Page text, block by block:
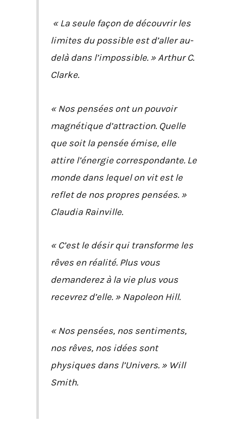
« La seule façon de découvrir les
limites du possible est d’aller au-
delà dans l’impossible. » Arthur C.
Clarke.
« Nos pensées ont un pouvoir
magnétique d’attraction. Quelle
que soit la pensée émise, elle
attire l’énergie correspondante. Le
monde dans lequel on vit est le
reflet de nos propres pensées. »
Claudia Rainville.
« C’est le désir qui transforme les
rêves en réalité. Plus vous
demanderez à la vie plus vous
recevrez d’elle. » Napoleon Hill.
« Nos pensées, nos sentiments,
nos rêves, nos idées sont
physiques dans l’Univers. » Will
Smith.